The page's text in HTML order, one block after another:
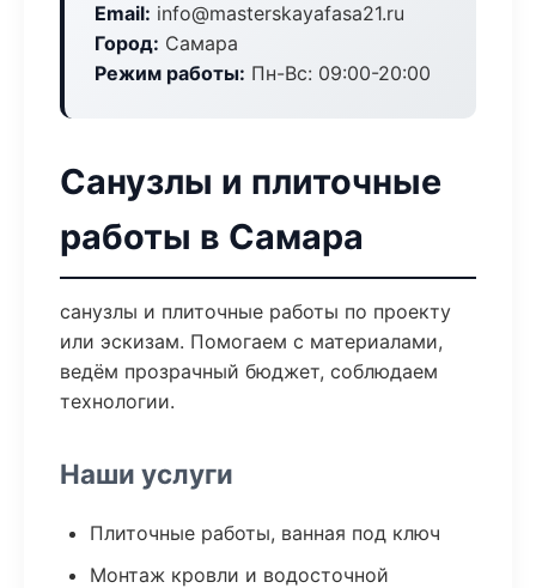
Email: info@masterskayafasa21.ru
Город: Самара
Режим работы: Пн-Вс: 09:00-20:00
Санузлы и плиточные
работы в Самара
санузлы и плиточные работы по проекту
или эскизам. Помогаем с материалами,
ведём прозрачный бюджет, соблюдаем
технологии.
Наши услуги
Плиточные работы, ванная под ключ
Монтаж кровли и водосточной